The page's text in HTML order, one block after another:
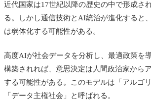
近代国家は17世紀以降の歴史の中で形成さ
る。しかし通信技術とAI統治が進化すると
は弱体化する可能性がある。
高度AIが社会データを分析し、最適政策を
構築されれば、意思決定は人間政治家から
する可能性がある。このモデルは「アルゴ
「データ主権社会」と呼ばれる。